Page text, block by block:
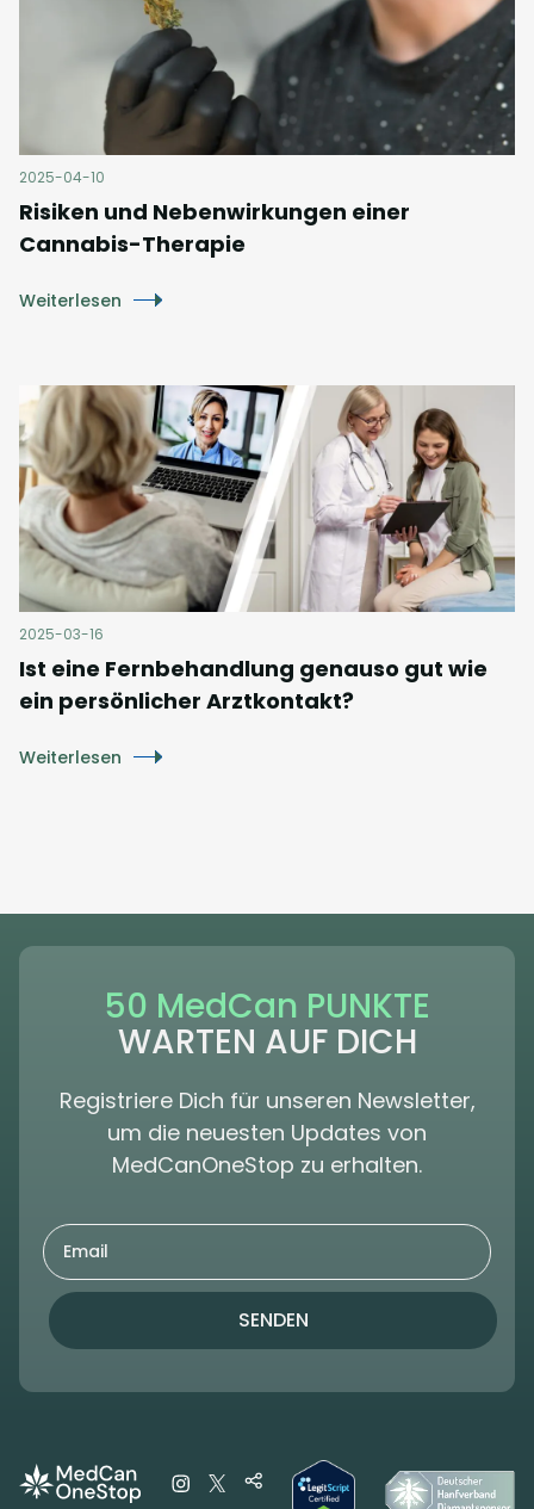
2025-04-10
Risiken und Nebenwirkungen einer
Cannabis-Therapie
Weiterlesen
2025-03-16
Ist eine Fernbehandlung genauso gut wie
ein persönlicher Arztkontakt?
Weiterlesen
50 MedCan PUNKTE
WARTEN AUF DICH
Registriere Dich für unseren Newsletter,
um die neuesten Updates von
MedCanOneStop zu erhalten.
SENDEN